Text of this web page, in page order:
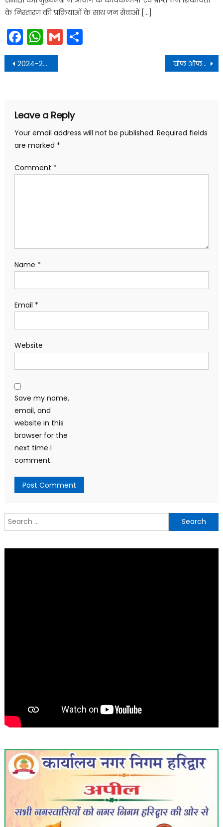
के निस्तारण की प्रक्रियाओं के साथ जन सेवाओं […]
Facebook
WhatsApp
Gmail
Post
navigation
2024-25 में उत्तराखण्ड की प्रतिवर्ष प्रति व्यक्ति आय 2,74,064 रुपए होने का अनुमान चीफ ऑफ डिफेंस स्टाफ (CDS) जनरल अनिल चौहान ने शिष्टाचार भेंट की
Leave a Reply
Your email address will not be published. Required fields
are marked *
Comment *
Name *
Email *
Website
Save my name,
email, and
website in this
browser for the
next time I
comment.
Search
for: